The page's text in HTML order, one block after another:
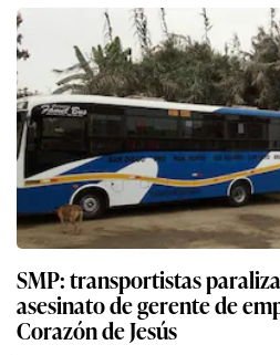
SMP: transportistas
asesinato de gerente de
Corazón de Jesús